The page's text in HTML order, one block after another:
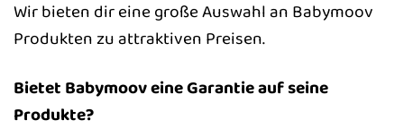
Wir bieten dir eine große Auswahl an Babymoov
Produkten zu attraktiven Preisen.
Bietet Babymoov eine Garantie auf seine
Produkte?